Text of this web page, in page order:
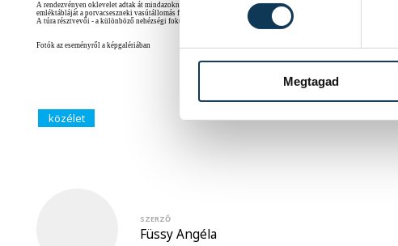
Megtagad
A rendezvényen oklevelet adtak át mindazoknak, akik a vasút megmetéséért folytatott mozgalmat támogatták.
emléktábláját a porvacseszneki vasútállomás falán.
A túra résztvevői - a különböző nehézségi fokú és hosszúságú utakon - szakértő vezetőkkel elindultak a Bakony
Fotók az eseményről a képgalériában
közélet
SZERZŐ
Füssy Angéla